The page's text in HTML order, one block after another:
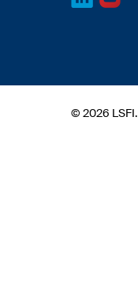
© 2026 LSFI.